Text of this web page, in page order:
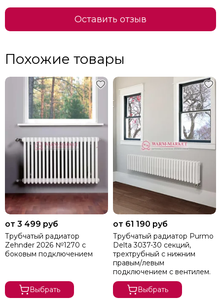
Оставить отзыв
Похожие товары
от 3 499 руб
Трубчатый радиатор
Zehnder 2026 №1270 с
боковым подключением
Выбрать
от 61 190 руб
Трубчатый радиатор Purmo
Delta 3037-30 секций,
трехтрубный с нижним
правым/левым
подключением с вентилем.
Выбрать